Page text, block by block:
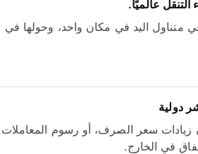
عالميًا.
متناول اليد في مكان واحد، وحولها في
زيادات سعر الصرف، أو رسوم المعاملات
في الخارج.